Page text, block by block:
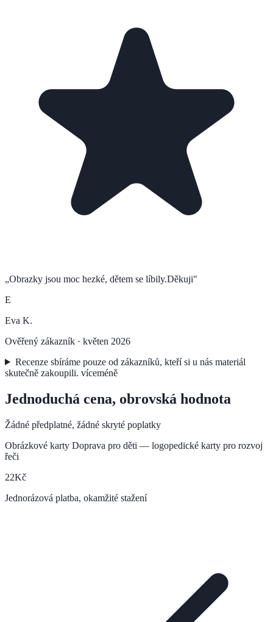
„Obrazky jsou moc hezké, dětem se líbily.Děkuji"
E
Eva K.
Ověřený zákazník · květen 2026
Recenze sbíráme pouze od zákazníků, kteří si u nás materiál
skutečně zakoupili. víceméně
Jednoduchá cena, obrovská hodnota
Žádné předplatné, žádné skryté poplatky
Obrázkové karty Doprava pro děti — logopedické karty pro rozvoj
řeči
22Kč
Jednorázová platba, okamžité stažení